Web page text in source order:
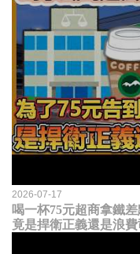
2026-07-17
喝一杯75元超商拿鐵
竟是捍衛正義還是浪費